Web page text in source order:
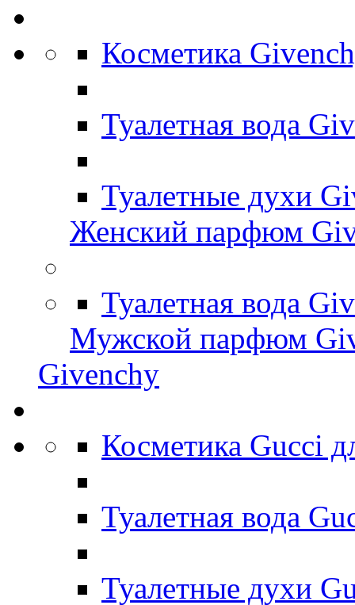
Косметика
Туалетная вода
Туалетные духи
Женский парфюм
Туалетная вода
Мужской парфюм
Givenchy
Косметика Gucci
Туалетная вода
Туалетные духи